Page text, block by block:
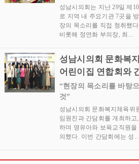
성남시의회는 지난 29일 제
로 지역 내 주요기관 7곳을
장의 목소리를 직접 청취했
비롯해 정연화 부의장, 최…
성남시의회 문화복
어린이집 연합회와
“현장의 목소리를 바탕
것”
성남시의회 문화복지체육위
임원진과 간담회를 개최하
하며 영유아와 보육교직원
의했다. 이번 간담회에는 성